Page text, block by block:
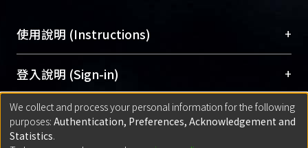
用逐年攀升。同時可加速研究發展、提升研究影響
Archive）平台。 （點選深入了解OA）
含部分內容的版權非匯入者所有，或由第三方贊
助與合作完成，請確認該版權所有者及第三方同
意提供此授權。
Please represent that the submission is your
original work, and that you have the right to
grant the rights to upload.
使用說明 (Instructions) +
網站簡介(Quickstart Guide)
使用手冊(Instruction Manual)
線上預約服務(Booking Service)
登入說明 (Sign-in) +
方案一：臺灣大學計算機中心帳號登入
(With C&INC Email Account)
匯入著作 (Submission) +
We collect and process your personal information for the following
purposes: Authentication, Preferences, Acknowledgement and
Statistics.